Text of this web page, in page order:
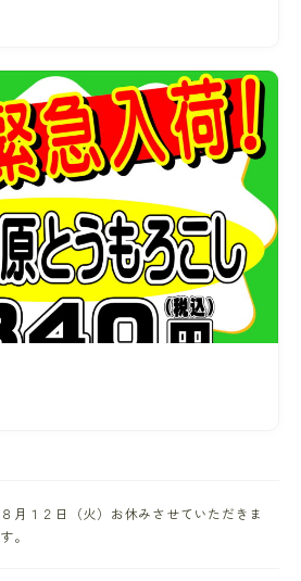
８月１２日（火）お休みさせていただきま
す。